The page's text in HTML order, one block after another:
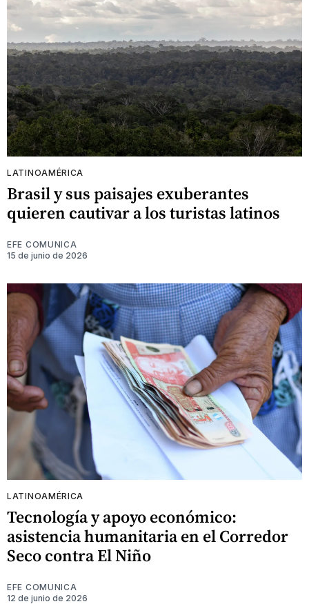
LATINOAMÉRICA
Brasil y sus paisajes exuberantes
quieren cautivar a los turistas latinos
EFE COMUNICA
15 de junio de 2026
LATINOAMÉRICA
Tecnología y apoyo económico:
asistencia humanitaria en el Corredor
Seco contra El Niño
EFE COMUNICA
12 de junio de 2026